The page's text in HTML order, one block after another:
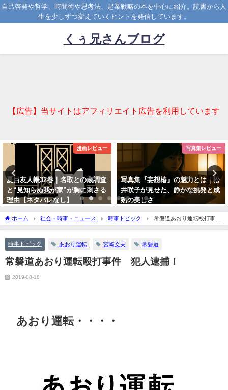
自己啓発や哲学、時間術や思考法、起業戦略の本を中心に紹介。読書から人
生を少しずつ変えていくヒントを発信しています。
くぅ兄さんブログ
【広告】当サイトはアフィリエイト広告を利用しています
漫画レビュー
夏目友人帳32巻｜名取との蔵調査
と“見知らぬ我が家”が胸に刺さる
理由【ネタバレなし】
写真集レビュー
写真集『妄想椿』の魅力とは｜松
井咲子が見せた、静かな挑発と成
熟の美しさ
ホーム 社会・時事・ニュース 時事トピック
常磐道あおり運転殴打事
件 犯人逮捕！
時事トピック あおり運転 宮崎文夫 常磐道
常磐道あおり運転殴打事件 犯人逮捕！
2019-08-18
あおり運転・・・・